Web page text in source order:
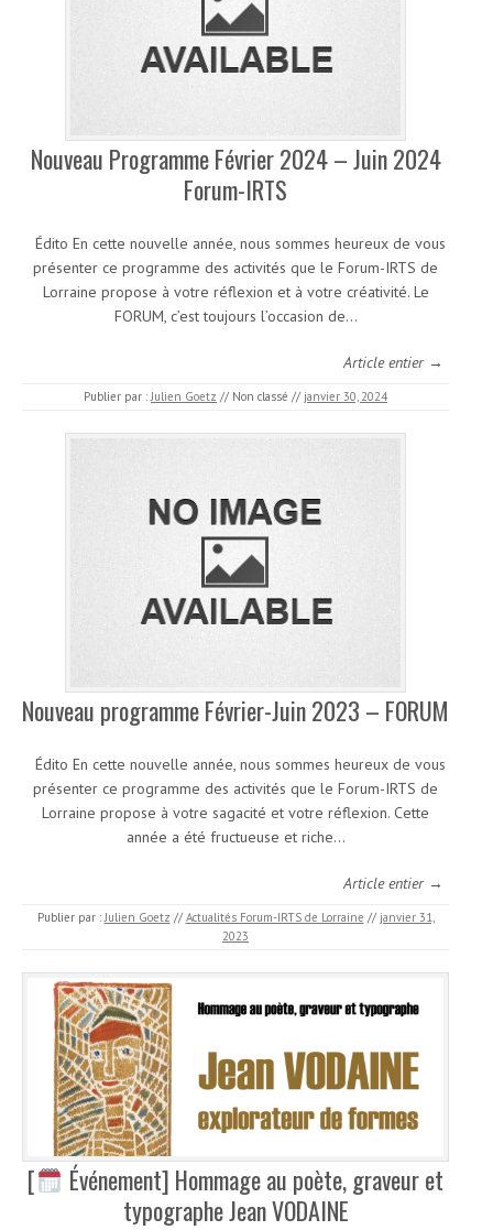
Nouveau Programme Février 2024 – Juin 2024
Forum-IRTS
Édito En cette nouvelle année, nous sommes heureux de vous
présenter ce programme des activités que le Forum-IRTS de
Lorraine propose à votre réflexion et à votre créativité. Le
FORUM, c’est toujours l’occasion de…
Article entier →
Publier par :Julien Goetz // Non classé // janvier 30, 2024
Nouveau programme Février-Juin 2023 – FORUM
Édito En cette nouvelle année, nous sommes heureux de vous
présenter ce programme des activités que le Forum-IRTS de
Lorraine propose à votre sagacité et votre réflexion. Cette
année a été fructueuse et riche…
Article entier →
Publier par :Julien Goetz // Actualités Forum-IRTS de Lorraine // janvier 31,
2023
[
Événement] Hommage au poète, graveur et
typographe Jean VODAINE